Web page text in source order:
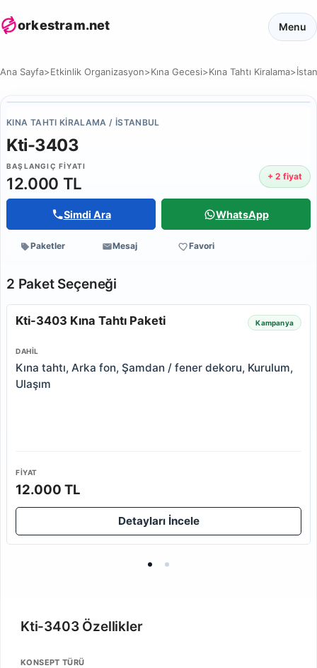
orkestram.net Menu
Ana Sayfa>Etkinlik Organizasyon>Kına Gecesi>Kına Tahtı Kiralama>
KINA TAHTI KIRALAMA / İSTANBUL
Kti-3403
BAŞLANGIÇ FIYATI
12.000 TL + 2 fiyat
Simdi Ara WhatsApp
Paketler Mesaj Favori
2 Paket Seçeneği
Kti-3403 Kına Tahtı Paketi Kampanya
DAHIL
Kına tahtı, Arka fon, Şamdan / fener dekoru, Kurulum,
Ulaşım
FIYAT
12.000 TL
Detayları İncele
Kti-3403 Özellikler
KONSEPT TÜRÜ